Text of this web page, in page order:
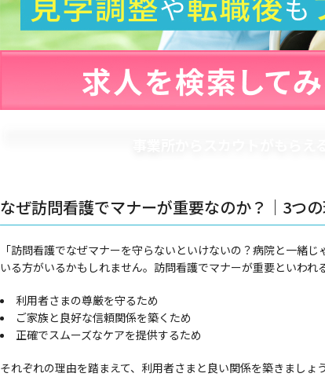
なぜ訪問看護でマナーが重要なのか？｜3つ
「訪問看護でなぜマナーを守らないといけないの？病院と一緒
いる方がいるかもしれません。訪問看護でマナーが重要といわれ
利用者さまの尊厳を守るため
ご家族と良好な信頼関係を築くため
正確でスムーズなケアを提供するため
それぞれの理由を踏まえて、利用者さまと良い関係を築きましょう